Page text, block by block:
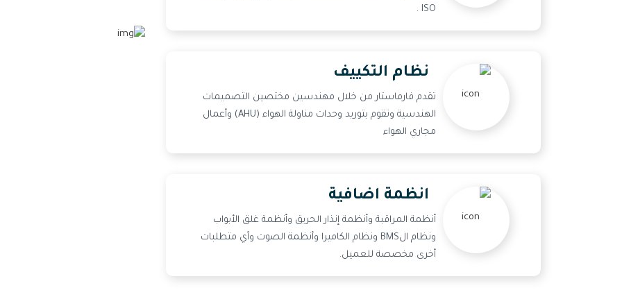
ISO .
نظام التكييف
تقدم فارماستار من خلال مهندسين مختصين التصميمات
الهندسية وتقوم بتوريد وحدات مناولة الهواء (AHU) وأعمال
مجاري الهواء
انظمة اضافية
أنظمة المراقبة وأنظمة إنذار الحريق وأنظمة غلق الأبواب
ونظام الBMS ونظام الكاميرا وأنظمة الصوت وأي متطلبات
أخرى مخصصة للعميل.